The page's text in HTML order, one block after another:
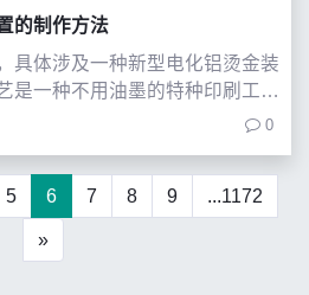
天气条件如冬季的覆
的制作方法
具体涉及一种新型电化铝烫金装
是一种不用油墨的特种印刷工
温度下将电化铝箔烫印到承印物
烫印的图文呈现出强烈的金属光
褪色，尤其是金银电化
0
5 6 7 8 9 ...1172
»